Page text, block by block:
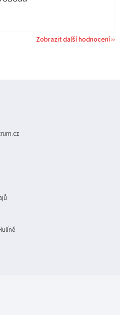
je 5 z 5 hvězdiček.
Zobrazit další hodnocení